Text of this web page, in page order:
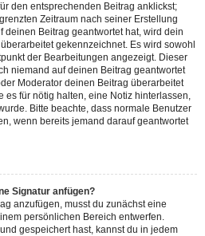
den entsprechenden Beitrag anklickst;
Zeitraum nach seiner Erstellung
deinen Beitrag geantwortet hat, wird dein
gekennzeichnet. Es wird sowohl
der Bearbeitungen angezeigt. Dieser
niemand auf deinen Beitrag geantwortet
Moderator deinen Beitrag überarbeitet
es für nötig halten, eine Notiz hinterlassen,
Bitte beachte, dass normale Benutzer
wenn bereits jemand darauf geantwortet
Signatur anfügen?
anzufügen, musst du zunächst eine
persönlichen Bereich entwerfen.
gespeichert hast, kannst du in jedem